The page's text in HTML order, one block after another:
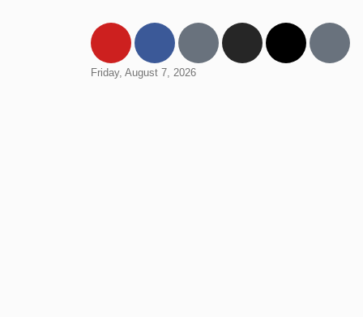
Friday, August 7, 2026